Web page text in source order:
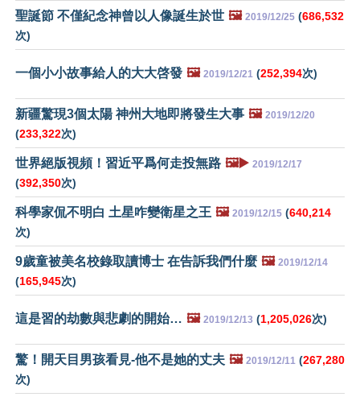
聖誕節 不僅紀念神曾以人像誕生於世 🖼️ 2019/12/25 (686,532
次)
一個小小故事給人的大大啓發 🖼️ 2019/12/21 (252,394次)
新疆驚現3個太陽 神州大地即將發生大事 🖼️ 2019/12/20
(233,322次)
世界絕版視頻！習近平爲何走投無路 🖼️▶️ 2019/12/17
(392,350次)
科學家侃不明白 土星咋變衛星之王 🖼️ 2019/12/15 (640,214
次)
9歲童被美名校錄取讀博士 在告訴我們什麼 🖼️ 2019/12/14
(165,945次)
這是習的劫數與悲劇的開始… 🖼️ 2019/12/13 (1,205,026次)
驚！開天目男孩看見-他不是她的丈夫 🖼️ 2019/12/11 (267,280
次)